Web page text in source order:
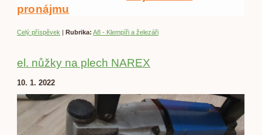
pronájmu
Celý příspěvek Rubrika: A8 - Klempíři a železáři
el. nůžky na plech NAREX
10. 1. 2022